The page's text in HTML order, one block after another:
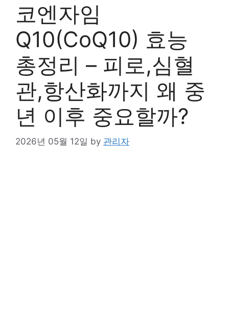
코엔자임
Q10(CoQ10) 효능
총정리 – 피로,심혈
관,항산화까지 왜 중
년 이후 중요할까?
2026년 05월 12일 by 관리자